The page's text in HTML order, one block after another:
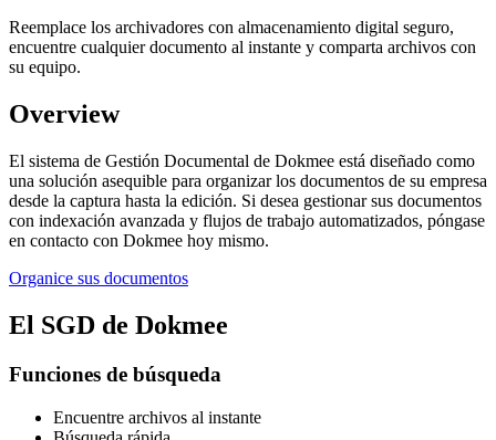
Reemplace los archivadores con almacenamiento digital seguro,
encuentre cualquier documento al instante y comparta archivos con
su equipo.
Overview
El sistema de Gestión Documental de Dokmee está diseñado como
una solución asequible para organizar los documentos de su empresa
desde la captura hasta la edición. Si desea gestionar sus documentos
con indexación avanzada y flujos de trabajo automatizados, póngase
en contacto con Dokmee hoy mismo.
Organice sus documentos
El SGD de Dokmee
Funciones de búsqueda
Encuentre archivos al instante